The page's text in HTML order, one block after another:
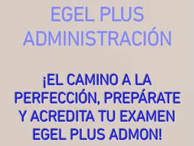
EGEL PLUS
ADMINISTRACIÓN
¡EL CAMINO A LA
PERFECCIÓN, PREPÁRATE
Y ACREDITA TU EXAMEN
EGEL PLUS ADMON!